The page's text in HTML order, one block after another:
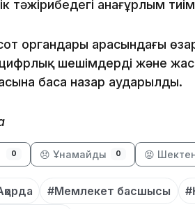
тәжірибедегі анағұрлым
органдары арасындағы
цифрлық шешімдерді және
баса назар аударылды.
0 😞 Ұнамайды 0 😡 Шектен
#Мемлекет басшысы